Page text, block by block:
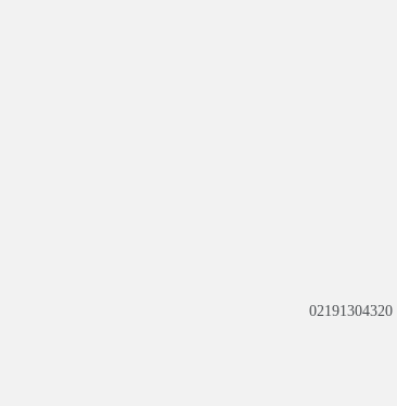
02191304320